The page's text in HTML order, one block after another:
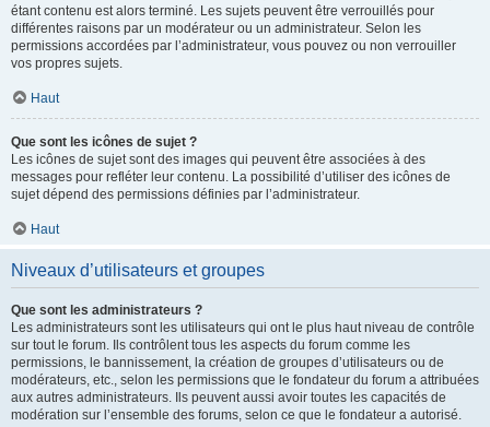
étant contenu est alors terminé. Les sujets peuvent être verrouillés pour
différentes raisons par un modérateur ou un administrateur. Selon les
permissions accordées par l’administrateur, vous pouvez ou non verrouiller
vos propres sujets.
Haut
Que sont les icônes de sujet ?
Les icônes de sujet sont des images qui peuvent être associées à des
messages pour refléter leur contenu. La possibilité d’utiliser des icônes de
sujet dépend des permissions définies par l’administrateur.
Haut
Niveaux d’utilisateurs et groupes
Que sont les administrateurs ?
Les administrateurs sont les utilisateurs qui ont le plus haut niveau de contrôle
sur tout le forum. Ils contrôlent tous les aspects du forum comme les
permissions, le bannissement, la création de groupes d’utilisateurs ou de
modérateurs, etc., selon les permissions que le fondateur du forum a attribuées
aux autres administrateurs. Ils peuvent aussi avoir toutes les capacités de
modération sur l’ensemble des forums, selon ce que le fondateur a autorisé.